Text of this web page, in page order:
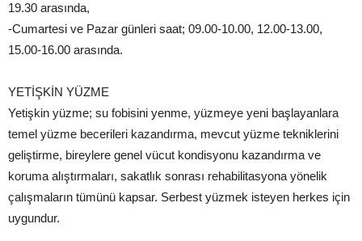
19.30 arasında,
-Cumartesi ve Pazar günleri saat; 09.00-10.00, 12.00-13.00,
15.00-16.00 arasında.
YETİŞKİN YÜZME
Yetişkin yüzme; su fobisini yenme, yüzmeye yeni başlayanlara
temel yüzme becerileri kazandırma, mevcut yüzme tekniklerini
geliştirme, bireylere genel vücut kondisyonu kazandırma ve
koruma alıştırmaları, sakatlık sonrası rehabilitasyona yönelik
çalışmaların tümünü kapsar. Serbest yüzmek isteyen herkes için
uygundur.